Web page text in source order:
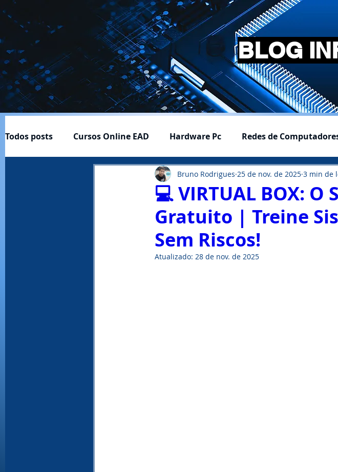
BLOG
Todos posts Cursos Online EAD Hardware Pc Redes de
Ferramentas ÚIteis Simuladores
Produtos Notícias Pc Gamer
WinRAR, download WinRAR, baixar Win
💻 VIRTUAL BOX:
Gratuito | Treine
Sem Riscos!
Bruno Rodrigues 25 de nov. de 2025 3 min de
Atualizado: 28 de nov. de 2025